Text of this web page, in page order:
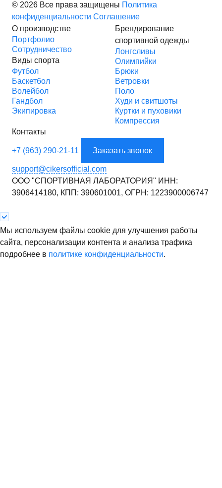
© 2026 Все права защищены Политика
конфиденциальности Соглашение
О производстве
Портфолио
Сотрудничество
Виды спорта
Футбол
Баскетбол
Волейбол
Гандбол
Экипировка
Брендирование
спортивной одежды
Лонгсливы
Олимпийки
Брюки
Ветровки
Поло
Худи и свитшоты
Куртки и пуховики
Компрессия
Контакты
+7 (963) 290-21-11 Заказать звонок
support@cikersofficial.com
ООО "СПОРТИВНАЯ ЛАБОРАТОРИЯ" ИНН:
3906414180, КПП: 390601001, ОГРН: 1223900006747
Мы используем файлы cookie для улучшения работы
сайта, персонализации контента и анализа трафика
подробнее в политике конфиденциальности.